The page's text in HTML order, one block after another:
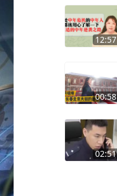
12:57
00:58
02:51